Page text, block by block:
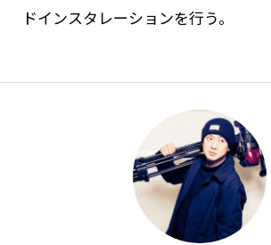
ドインスタレーションを行う。